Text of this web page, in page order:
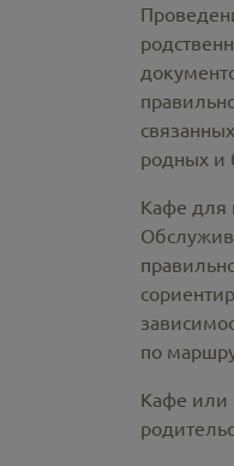
родных и
Кафе для
по
Кафе или